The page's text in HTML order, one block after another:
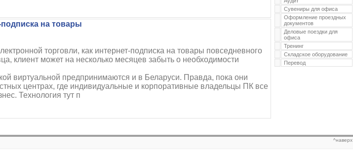
подписка на товары
торговли, как интернет-подписка на товары повседневного
клиент может на несколько месяцев забыть о необходимости
виртуальной предпринимаются и в Беларуси. Правда, пока они
центрах, где индивидуальные и корпоративные владельцы ПК все
Технология тут п
Сувениры для офиса
Оформление проездных
документов
Деловые поездки для
офиса
Тренинг
Складское оборудование
Перевод
^наверх